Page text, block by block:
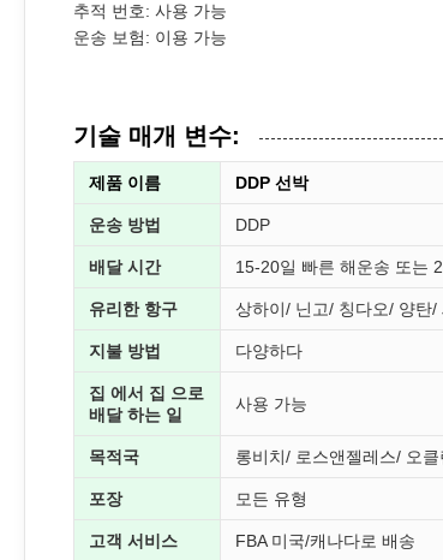
추적 번호: 사용 가능
운송 보험: 이용 가능
기술 매개 변수:
제품 이름 DDP 선박
운송 방법 DDP
배달 시간 15-20일 빠른 해운송 또는
유리한 항구 상하이/ 닌고/ 칭다오/ 양탄
지불 방법 다양하다
집 에서 집 으로
배달 하는 일
사용 가능
목적국 롱비치/ 로스앤젤레스/ 오
포장 모든 유형
고객 서비스 FBA 미국/캐나다로 배송